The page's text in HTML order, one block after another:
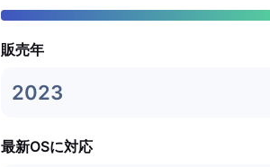
販売年
2023
最新OSに対応